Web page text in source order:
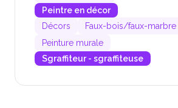
Peintre en décor
Décors
Faux-bois/faux-marbre
Peinture murale
Sgraffiteur - sgraffiteuse